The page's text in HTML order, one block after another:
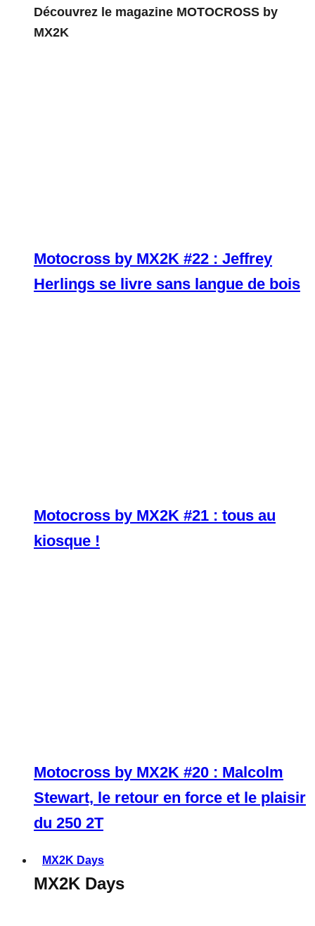
Découvrez le magazine MOTOCROSS by
MX2K
Motocross by MX2K #22 : Jeffrey
Herlings se livre sans langue de bois
Motocross by MX2K #21 : tous au
kiosque !
Motocross by MX2K #20 : Malcolm
Stewart, le retour en force et le plaisir
du 250 2T
MX2K Days
MX2K Days